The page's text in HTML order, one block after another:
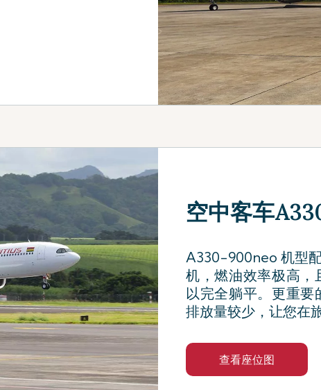
空中客车
A330-900neo 机型
机，燃油效率极高，
以完全躺平。更重
排放量较少，让您在
查看座位图